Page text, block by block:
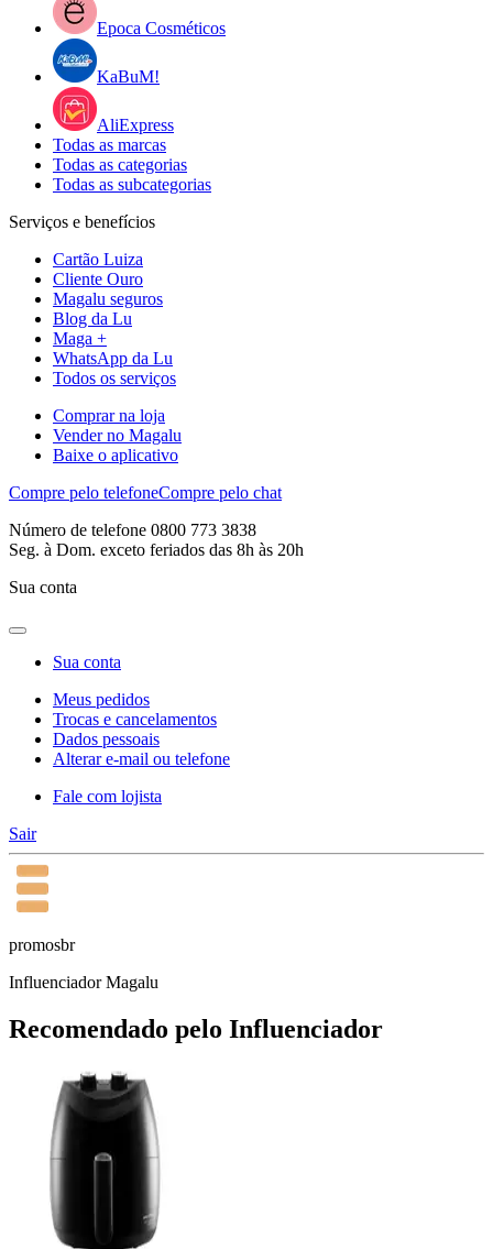
Epoca Cosméticos
KaBuM!
AliExpress
Todas as marcas
Todas as categorias
Todas as subcategorias
Serviços e benefícios
Cartão Luiza
Cliente Ouro
Magalu seguros
Blog da Lu
Maga +
WhatsApp da Lu
Todos os serviços
Comprar na loja
Vender no Magalu
Baixe o aplicativo
Compre pelo telefoneCompre pelo chat
Número de telefone 0800 773 3838
Seg. à Dom. exceto feriados das 8h às 20h
Sua conta
Sua conta
Meus pedidos
Trocas e cancelamentos
Dados pessoais
Alterar e-mail ou telefone
Fale com lojista
Sair
promosbr
Influenciador Magalu
Recomendado pelo Influenciador